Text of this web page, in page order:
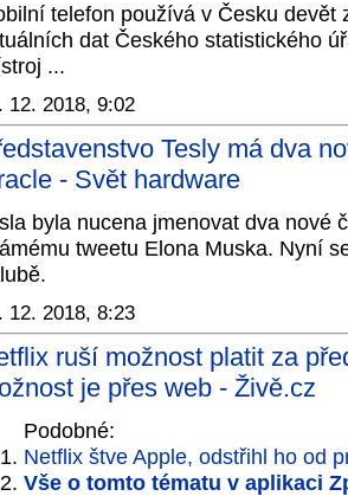
telefon používá v Česku
dat Českého statistického
...
12. 2018, 9:02
Tesly má dva
- Svět hardware
byla nucena jmenovat dva nové
tweetu Elona Muska. Nyní
12. 2018, 8:23
ruší možnost platit za
je přes web - Živě.cz
Podobné:
Netflix štve Apple, odstřihl ho od
Vše o tomto tématu v aplikaci